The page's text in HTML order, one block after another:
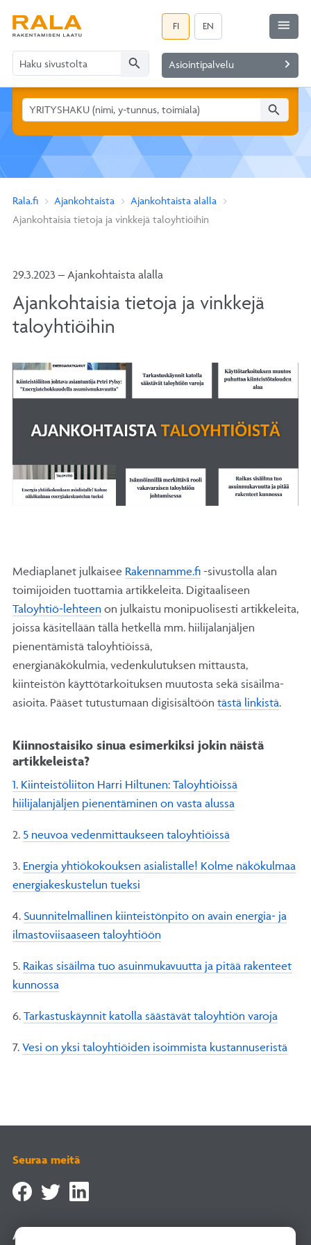
FI EN
search Asiointipalvelu navigate_next
menu
search
Rala.fi Ajankohtaista
Ajankohtaista alalla
Ajankohtaisia tietoja ja vinkkejä taloyhtiöihin
29.3.2023 – Ajankohtaista alalla
Ajankohtaisia tietoja ja vinkkejä
taloyhtiöihin
Mediaplanet julkaisee Rakennamme.fi -sivustolla alan
toimijoiden tuottamia artikkeleita. Digitaaliseen
Taloyhtiö-lehteen on julkaistu monipuolisesti artikkeleita,
joissa käsitellään tällä hetkellä mm. hiilijalanjäljen
pienentämistä taloyhtiöissä,
energianäkökulmia, vedenkulutuksen mittausta,
kiinteistön käyttötarkoituksen muutosta sekä sisäilma-
asioita. Pääset tutustumaan digisisältöön tästä linkistä.
Kiinnostaisiko sinua esimerkiksi jokin näistä
artikkeleista?
1. Kiinteistöliiton Harri Hiltunen: Taloyhtiöissä
hiilijalanjäljen pienentäminen on vasta alussa
2. 5 neuvoa vedenmittaukseen taloyhtiöissä
3. Energia yhtiökokouksen asialistalle! Kolme näkökulmaa
energiakeskustelun tueksi
4. Suunnitelmallinen kiinteistönpito on avain energia- ja
ilmastoviisaaseen taloyhtiöön
5. Raikas sisäilma tuo asuinmukavuutta ja pitää rakenteet
kunnossa
6. Tarkastuskäynnit katolla säästävät taloyhtiön varoja
7. Vesi on yksi taloyhtiöiden isoimmista kustannuseristä
Seuraa meitä
Asiointipalvelu